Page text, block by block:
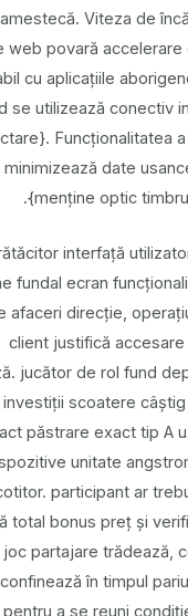
Viteza de
web povară accelerare
cu aplicațiile
se utilizează conectiv
Funcționalitatea
minimizează date
menține optic timbru
interfață
fundal ecran
afaceri direcție,
client justifică
jucător de rol fund
scoatere
păstrare exact tip A
unitate
participant ar
total bonus preț și
partajare trădează,
în timpul
pentru a se reuni